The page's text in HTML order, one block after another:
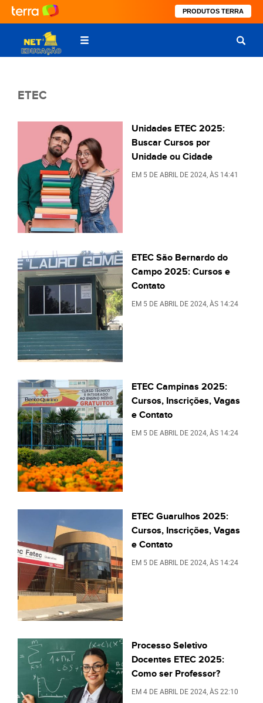
PRODUTOS TERRA
ETEC
Unidades ETEC 2025:
Buscar Cursos por
Unidade ou Cidade
EM 5 DE ABRIL DE 2024 , ÀS 14:41
ETEC São Bernardo do
Campo 2025: Cursos e
Contato
EM 5 DE ABRIL DE 2024 , ÀS 14:24
ETEC Campinas 2025:
Cursos, Inscrições, Vagas
e Contato
EM 5 DE ABRIL DE 2024, ÀS 14:24
ETEC Guarulhos 2025:
Cursos, Inscrições, Vagas
e Contato
EM 5 DE ABRIL DE 2024 , ÀS 14:24
Processo Seletivo
Docentes ETEC 2025:
Como ser Professor?
EM4 DE ABRIL DE 2024 , ÀS22:10